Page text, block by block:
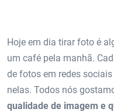
Hoje em dia tirar foto é
um café pela manhã.
de fotos em redes
nelas. Todos nós
qualidade de imagem e